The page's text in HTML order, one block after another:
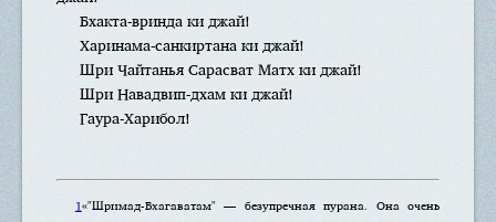
Бхакта-вринда ки джай!
Харинама-санкиртана ки джай!
Шри Чайтанья Сарасват Матх ки джай!
Шри Навадвип-дхам ки джай!
Гаура-Харибол!
1«"Шримад-Бхагаватам" — безупречная пурана. Она очень